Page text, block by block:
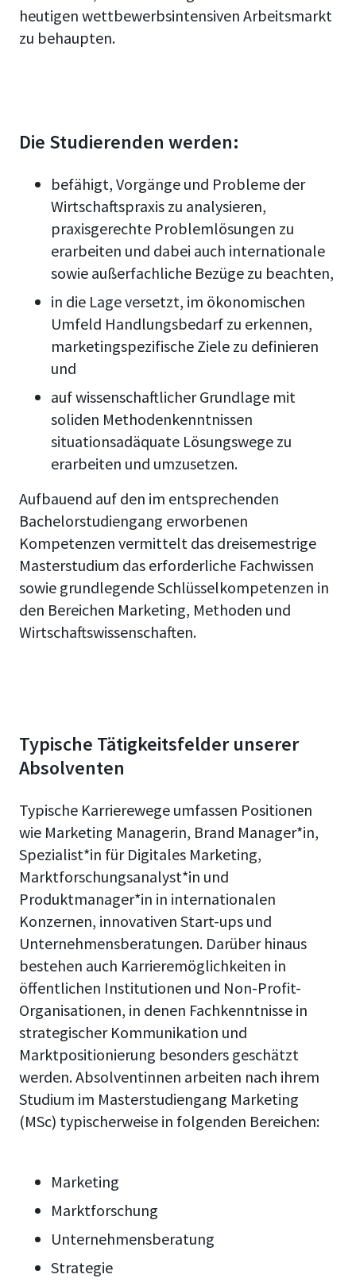
heutigen wettbewerbsintensiven Arbeitsmarkt
zu behaupten.
Die Studierenden werden:
befähigt, Vorgänge und Probleme der
Wirtschaftspraxis zu analysieren,
praxisgerechte Problemlösungen zu
erarbeiten und dabei auch internationale
sowie außerfachliche Bezüge zu beachten,
in die Lage versetzt, im ökonomischen
Umfeld Handlungsbedarf zu erkennen,
marketingspezifische Ziele zu definieren
und
auf wissenschaftlicher Grundlage mit
soliden Methodenkenntnissen
situationsadäquate Lösungswege zu
erarbeiten und umzusetzen.
Aufbauend auf den im entsprechenden
Bachelorstudiengang erworbenen
Kompetenzen vermittelt das dreisemestrige
Masterstudium das erforderliche Fachwissen
sowie grundlegende Schlüsselkompetenzen in
den Bereichen Marketing, Methoden und
Wirtschaftswissenschaften.
Typische Tätigkeitsfelder unserer
Absolventen
Typische Karrierewege umfassen Positionen
wie Marketing Managerin, Brand Manager*in,
Spezialist*in für Digitales Marketing,
Marktforschungsanalyst*in und
Produktmanager*in in internationalen
Konzernen, innovativen Start-ups und
Unternehmensberatungen. Darüber hinaus
bestehen auch Karrieremöglichkeiten in
öffentlichen Institutionen und Non-Profit-
Organisationen, in denen Fachkenntnisse in
strategischer Kommunikation und
Marktpositionierung besonders geschätzt
werden. Absolventinnen arbeiten nach ihrem
Studium im Masterstudiengang Marketing
(MSc) typischerweise in folgenden Bereichen:
Marketing
Marktforschung
Unternehmensberatung
Strategie